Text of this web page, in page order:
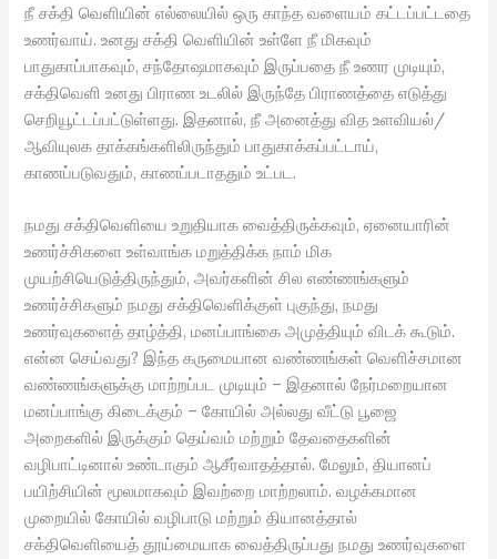
நீ சக்தி வெளியின் எல்லையில் ஒரு காந்த வளையம் கட்டப்பட்டதை
உணர்வாய். உனது சக்தி வெளியின் உள்ளே நீ மிகவும்
பாதுகாப்பாகவும், சந்தோஷமாகவும் இருப்பதை நீ உணர முடியும்,
சக்திவெளி உனது பிராண உடலில் இருந்தே பிராணத்தை எடுத்து
செறியூட்டப்பட்டுள்ளது. இதனால், நீ அனைத்து வித உளவியல்/
ஆவியுலக தாக்கங்களிலிருந்தும் பாதுகாக்கப்பட்டாய்,
காணப்படுவதும், காணப்படாததும் உட்பட.
நமது சக்திவெளியை உறுதியாக வைத்திருக்கவும், ஏனையாரின்
உணர்ச்சிகளை உள்வாங்க மறுத்திக்க நாம் மிக
முயற்சியெடுத்திருந்தும், அவர்களின் சில எண்ணங்களும்
உணர்ச்சிகளும் நமது சக்திவெளிக்குள் புகுந்து, நமது
உணர்வுகளைத் தாழ்த்தி, மனப்பாங்கை அமுத்தியும் விடக் கூடும்.
என்ன செய்வது? இந்த கருமையான வண்ணங்கள் வெளிச்சமான
வண்ணங்களுக்கு மாற்றப்பட முடியும் – இதனால் நேர்மறையான
மனப்பாங்கு கிடைக்கும் – கோயில் அல்லது வீட்டு பூஜை
அறைகளில் இருக்கும் தெய்வம் மற்றும் தேவதைகளின்
வழிபாட்டினால் உண்டாகும் ஆசீர்வாதத்தால். மேலும், தியானப்
பயிற்சியின் மூலமாகவும் இவற்றை மாற்றலாம். வழக்கமான
முறையில் கோயில் வழிபாடு மற்றும் தியானத்தால்
சக்திவெளியைத் தூய்மையாக வைத்திருப்பது நமது உணர்வுகளை